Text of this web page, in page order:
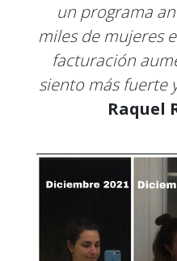
un programa
miles de mujeres
facturación
siento más fuerte
Raquel